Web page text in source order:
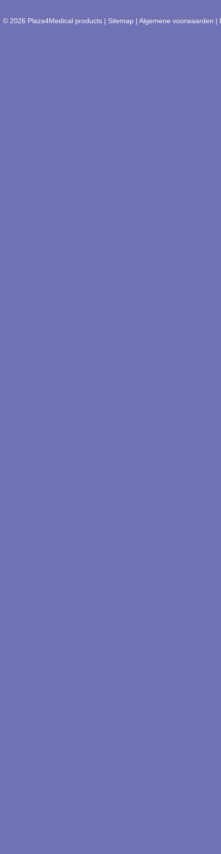
© 2026 Plaza4Medical products | Sitemap | Algemene voorwaarden |